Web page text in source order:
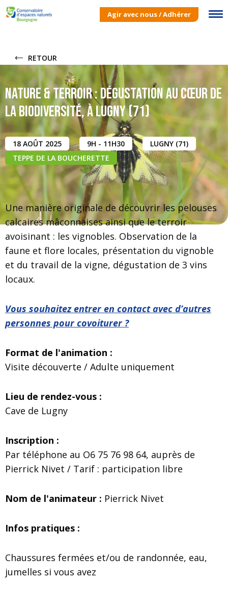
Agir avec nous / Adhérer
RETOUR
Nature & Terroir : dégustation au cœur de
la biodiversité, à Lugny (71)
18 AOÛT 2025 9H - 11H30
LUGNY (71)
TEPPE DE LA BOUCHERETTE
Une manière originale de découvrir les pelouses
calcaires mâconnaises ainsi que le terroir
avoisinant : les vignobles. Observation de la
faune et flore locales, présentation du vignoble
et du travail de la vigne, dégustation de 3 vins
locaux.
Vous souhaitez entrer en contact avec d’autres
personnes pour covoiturer ?
Format de l'animation :
Visite découverte / Adulte uniquement
Lieu de rendez-vous :
Cave de Lugny
Inscription :
Par téléphone au O6 75 76 98 64, auprès de
Pierrick Nivet / Tarif : participation libre
Nom de l'animateur : Pierrick Nivet
Infos pratiques :
Chaussures fermées et/ou de randonnée, eau,
jumelles si vous avez